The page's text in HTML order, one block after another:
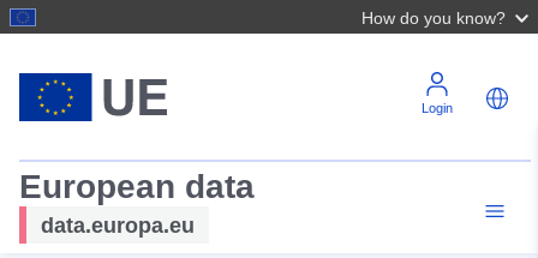
How do you know?
Login
European data
data.europa.eu